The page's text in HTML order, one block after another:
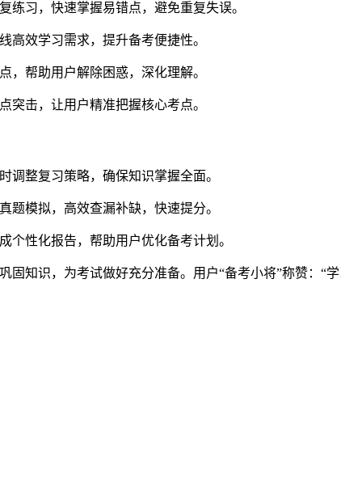
练习，快速掌握易错点，避免重复失误。
高效学习需求，提升备考便捷性。
，帮助用户解除困惑，深化理解。
突击，让用户精准把握核心考点。
调整复习策略，确保知识掌握全面。
题模拟，高效查漏补缺，快速提分。
个性化报告，帮助用户优化备考计划。
固知识，为考试做好充分准备。用户“备考小将”称赞：“